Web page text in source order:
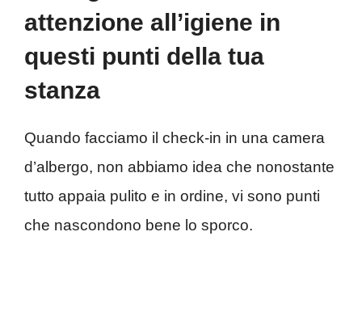
attenzione all’igiene in
questi punti della tua
stanza
Quando facciamo il check-in in una camera
d’albergo, non abbiamo idea che nonostante
tutto appaia pulito e in ordine, vi sono punti
che nascondono bene lo sporco.